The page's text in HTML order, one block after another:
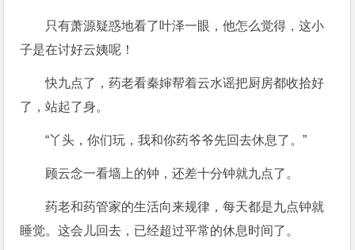
只有萧源疑惑地看了叶泽一眼，他怎么觉得，这小
子是在讨好云姨呢！
快九点了，药老看秦婶帮着云水谣把厨房都收拾好
了，站起了身。
“丫头，你们玩，我和你药爷爷先回去休息了。”
顾云念一看墙上的钟，还差十分钟就九点了。
药老和药管家的生活向来规律，每天都是九点钟就
睡觉。这会儿回去，已经超过平常的休息时间了。